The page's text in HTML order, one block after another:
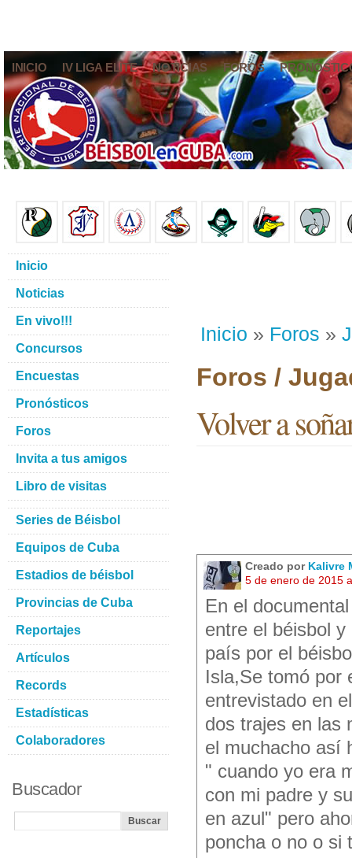
INICIO IV LIGA ELITE NOTICIAS FOROS
Inicio » Foros »
Foros /
Volver a
Creado por Kalivre
5 de enero de 2015
En el
entre el béisbol
país por el
Isla,Se tomó por
entrevistado en
dos trajes en las
el muchacho así
" cuando yo era
con mi padre y
en azul" pero
poncha o no o si
Inicio
Noticias
En vivo!!!
Concursos
Encuestas
Pronósticos
Foros
Invita a tus amigos
Libro de visitas
Series de Béisbol
Equipos de Cuba
Estadios de béisbol
Provincias de Cuba
Reportajes
Artículos
Records
Estadísticas
Colaboradores
Buscador